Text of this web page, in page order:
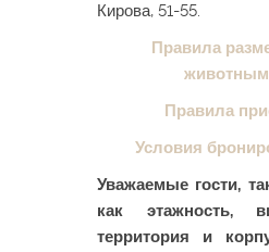
Кирова, 51-55.
Правила
Правила
Условия
Уважаемые гости,
как этажность,
территория и